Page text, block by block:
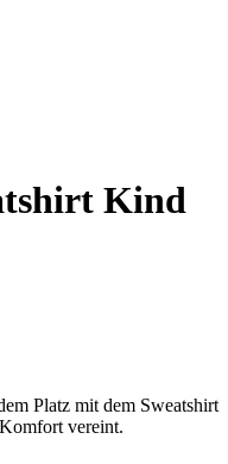
Kind
Platz mit dem Sweatshirt
vereint.